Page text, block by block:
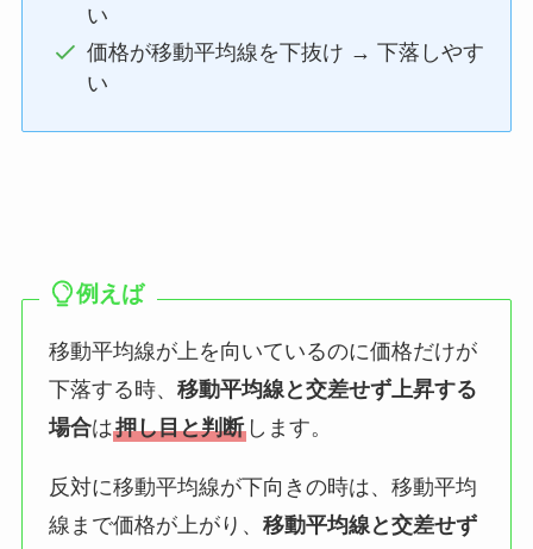
い
価格が移動平均線を下抜け → 下落しやす
い
例えば
移動平均線が上を向いているのに価格だけが
下落する時、移動平均線と交差せず上昇する
場合は押し目と判断 します。
反対に移動平均線が下向きの時は、移動平均
線まで価格が上がり、移動平均線と交差せず